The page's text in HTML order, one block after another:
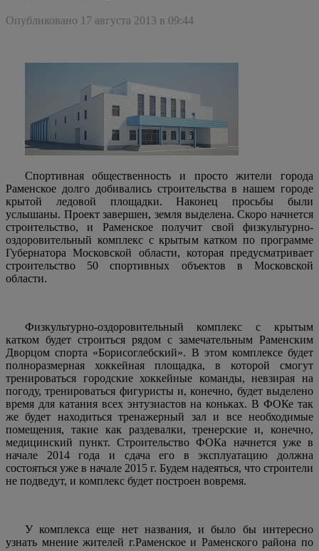
Опубликовано 17 августа 2013 в 09:44
Спортивная общественность и просто жители города
Раменское долго добивались строительства в нашем городе
крытой ледовой площадки. Наконец просьбы были
услышаны. Проект завершен, земля выделена. Скоро начнется
строительство, и Раменское получит свой физкультурно-
оздоровительный комплекс с крытым катком по программе
Губернатора Московской области, которая предусматривает
строительство 50 спортивных объектов в Московской
области.
Физкультурно-оздоровительный комплекс с крытым
катком будет строиться рядом с замечательным Раменским
Дворцом спорта «Борисоглебский». В этом комплексе будет
полноразмерная хоккейная площадка, в которой смогут
тренироваться городские хоккейные команды, невзирая на
погоду, тренироваться фигуристы и, конечно, будет выделено
время для катания всех энтузиастов на коньках. В ФОКе так
же будет находиться тренажерный зал и все необходимые
помещения, такие как раздевалки, тренерские и, конечно,
медицинский пункт. Строительство ФОКа начнется уже в
начале 2014 года и сдача его в эксплуатацию должна
состояться уже в начале 2015 г. Будем надеяться, что строители
не подведут, и комплекс будет построен вовремя.
У комплекса еще нет названия, и было бы интересно
узнать мнение жителей г.Раменское и Раменского района по